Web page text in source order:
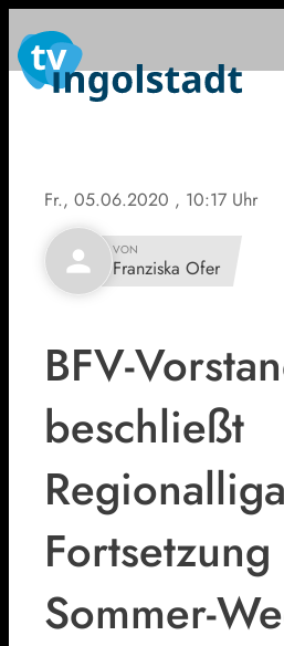
Fr., 05.06.2020 , 10:17 Uhr
person VON
Franziska Ofer
BFV-
beschließt
Sommer-